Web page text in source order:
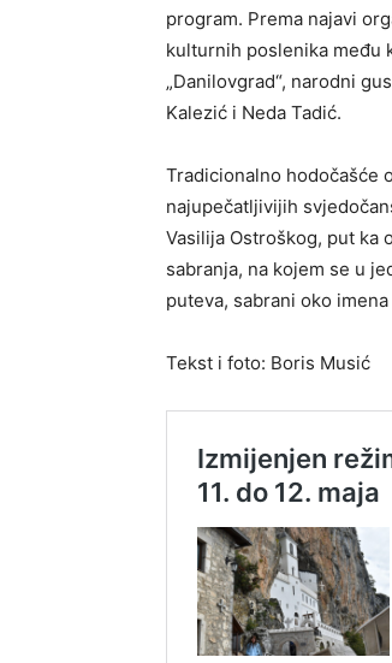
program. Prema najavi
kulturnih poslenika među
„Danilovgrad“, narodni
Kalezić i Neda Tadić.
Tradicionalno hodočašće
najupečatljivijih
Vasilija Ostroškog, put ka
sabranja, na kojem se u
puteva, sabrani oko
Tekst i foto: Boris Musić